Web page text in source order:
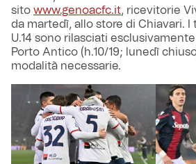
sito www.genoacfc.it, ricevitorie
da martedì, allo store di Chiavari. I
U.14 sono rilasciati
Porto Antico (h.10/19; lunedì
modalità necessarie.